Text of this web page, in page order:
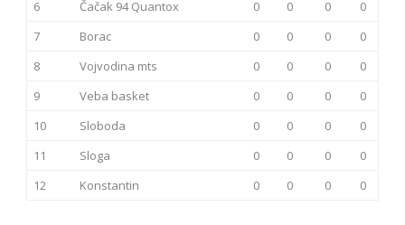
6
Čačak 94 Quantox 0 0 0
0
7
Borac 0 0 0
0
8
Vojvodina mts 0 0 0
0
9
Veba basket 0 0 0
0
10
Sloboda 0 0 0
0
11
Sloga 0 0 0
0
12
Konstantin 0 0 0 0